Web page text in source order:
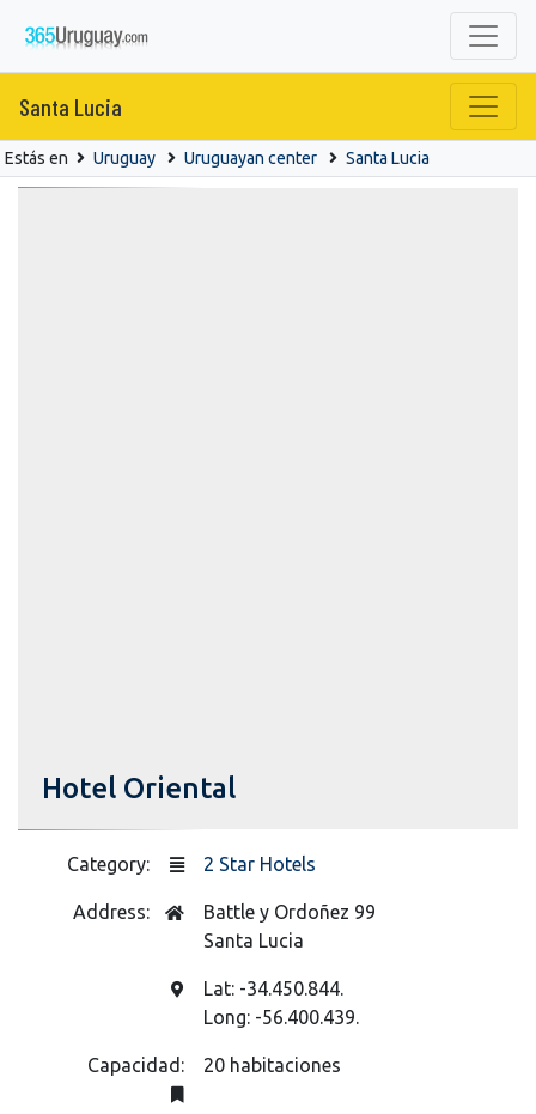
Santa Lucia
Estás en Uruguay Uruguayan center Santa Lucia
Hotel Oriental
Category: 2 Star Hotels
Address:
Battle y Ordoñez 99
Santa Lucia
Lat: -34.450.844.
Long: -56.400.439.
Capacidad: 20 habitaciones